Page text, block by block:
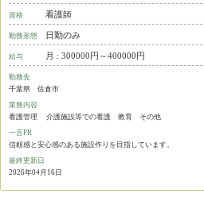
資格 看護師
勤務形態 日勤のみ
給与 月 : 300000円～400000円
勤務先
千葉県 佐倉市
業務内容
看護管理 介護施設等での看護 教育 その他
一言PR
信頼感と安心感のある施設作りを目指しています。
最終更新日
2026年04月16日